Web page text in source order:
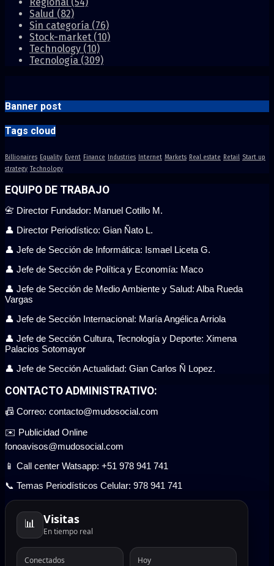
Salud (82)
Sin categoría (76)
Stock-market (10)
Technology (10)
Tecnología (309)
Banner post
Tags cloud
Billionaires Equality Event Finance Industries Internet Markets Real estate Retail Start up
strategy Technology
EQUIPO DE TRABAJO
📇 Director Fundador: Manuel Cotillo M.
👤 Director Periodístico: Gian Ñato L.
👤 Jefe de Sección de Informática: Ismael Liceta G.
👤 Jefe de Sección de Política y Economía: Maco
👤 Jefe de Sección de Medio Ambiente y Salud: Alba Rueda
Vargas
👤 Jefe de Sección Internacional: María Angélica Arriola
👤 Jefe de Sección Cultura, Tecnología y Deporte: Ximena
Palacios Sotomayor
👤 Jefe de Sección Actualidad: Gian Carlos Ñ Lopez.
CONTACTO ADMINISTRATIVO:
📠 Correo: contacto@mudosocial.com
✉️ Publicidad Online
fonoavisos@mudosocial.com
📱 Call center Watsapp: +51 978 941 741
📞 Temas Periodísticos Celular: 978 941 741
📊 Visitas
En tiempo real
Conectados Hoy